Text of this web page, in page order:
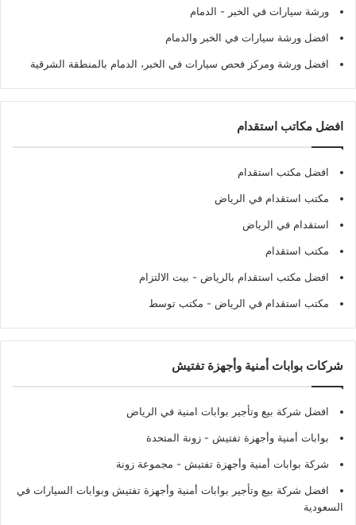
ورشة سيارات في الخبر - الدمام
افضل ورشة سيارات في الخبر والدمام
افضل ورشة ومركز فحص سيارات في الخبر، الدمام بالمنطقة الشرقية
افضل مكاتب استقدام
افضل مكتب استقدام
مكتب استقدام في الرياض
استقدام في الرياض
مكتب استقدام
افضل مكتب استقدام بالرياض - بيت الالتزام
مكتب استقدام في الرياض - مكتب توسط
شركات بوابات أمنية وأجهزة تفتيش
افضل شركة بيع وتأجير بوابات امنية في الرياض
بوابات أمنية وأجهزة تفتيش - زونة المتحدة
شركة بوابات أمنية وأجهزة تفتيش - مجموعة زونة
افضل شركة بيع وتأجير بوابات أمنية وأجهزة تفتيش وبوابات السيارات في
السعودية